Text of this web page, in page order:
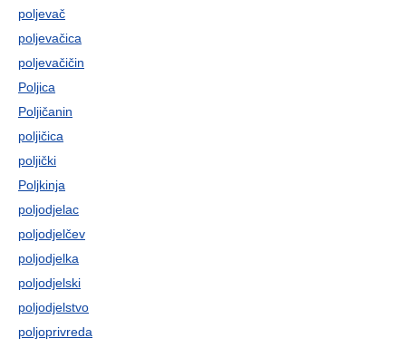
poljevač
poljevačica
poljevačičin
Poljica
Poljičanin
poljičica
poljički
Poljkinja
poljodjelac
poljodjelčev
poljodjelka
poljodjelski
poljodjelstvo
poljoprivreda